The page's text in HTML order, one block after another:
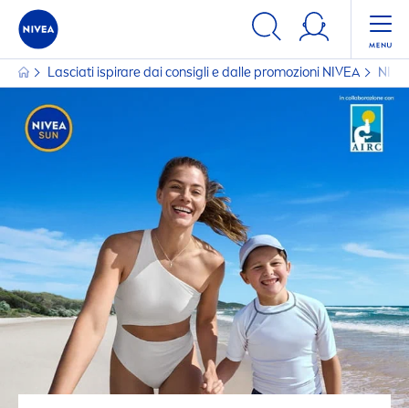
Lasciati ispirare dai consigli e dalle promozioni NIVEA